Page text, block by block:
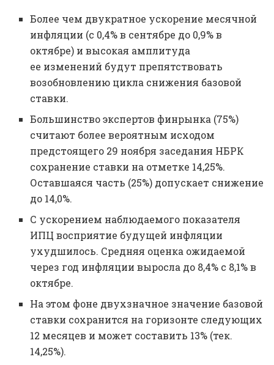
Более чем двукратное ускорение месячной
инфляции (с 0,4% в сентябре до 0,9% в
октябре) и высокая амплитуда
ее изменений будут препятствовать
возобновлению цикла снижения базовой
ставки.
Большинство экспертов финрынка (75%)
считают более вероятным исходом
предстоящего 29 ноября заседания НБРК
сохранение ставки на отметке 14,25%.
Оставшаяся часть (25%) допускает снижение
до 14,0%.
С ускорением наблюдаемого показателя
ИПЦ восприятие будущей инфляции
ухудшилось. Средняя оценка ожидаемой
через год инфляции выросла до 8,4% с 8,1% в
октябре.
На этом фоне двухзначное значение базовой
ставки сохранится на горизонте следующих
12 месяцев и может составить 13% (тек.
14,25%).